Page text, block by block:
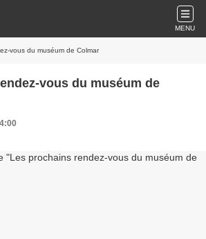
MENU
vous du muséum de Colmar
vous du muséum de